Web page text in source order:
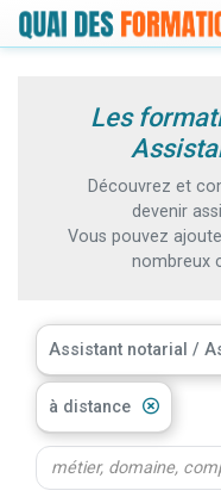
Les
Découvrez et
devenir
Vous pouvez
nombreux
Assistant notarial /
à distance